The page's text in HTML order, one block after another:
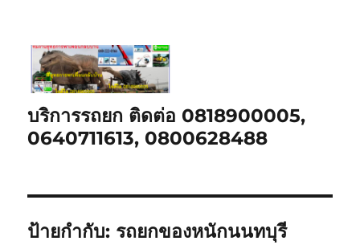
บริการรถยก ติดต่อ 0818900005,
0640711613, 0800628488
ป้ายกำกับ: รถยกของหนักนนทบุรี